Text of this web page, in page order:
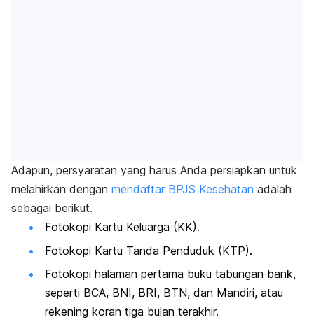
Adapun, persyaratan yang harus Anda persiapkan untuk
melahirkan dengan mendaftar BPJS Kesehatan adalah
sebagai berikut.
Fotokopi Kartu Keluarga (KK).
Fotokopi Kartu Tanda Penduduk (KTP).
Fotokopi halaman pertama buku tabungan bank,
seperti BCA, BNI, BRI, BTN, dan Mandiri, atau
rekening koran tiga bulan terakhir.